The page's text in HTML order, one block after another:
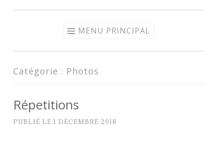
MENU PRINCIPAL
Catégorie : Photos
Répetitions
PUBLIÉ LE 1 DÉCEMBRE 2018